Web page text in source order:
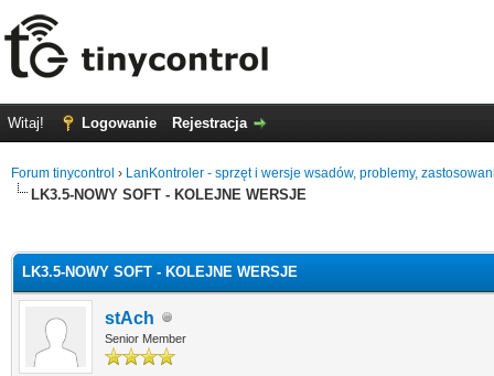
Witaj! Logowanie Rejestracja
Forum tinycontrol › LanKontroler - sprzęt i wersje wsadów, problemy,
LK3.5-NOWY SOFT - KOLEJNE WERSJE
LK3.5-NOWY SOFT - KOLEJNE WERSJE
stAch
Senior Member